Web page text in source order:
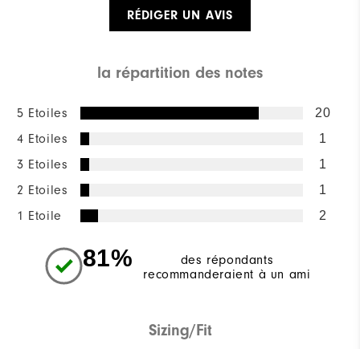
RÉDIGER UN AVIS
la répartition des notes
5 Etoiles 20
4 Etoiles 1
3 Etoiles 1
2 Etoiles 1
1 Etoile 2
81%
des répondants
recommanderaient à un ami
Sizing/Fit